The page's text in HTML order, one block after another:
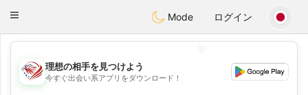
StatesDating
Toggle
Mode ログイン
💖
理想の相手を見つけよう
今すぐ出会い系アプリをダウンロード！